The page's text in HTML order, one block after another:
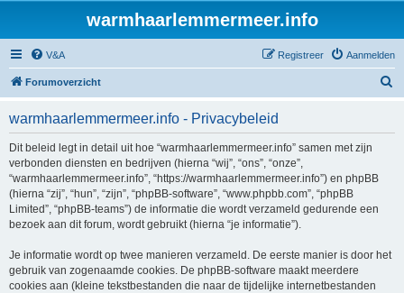
warmhaarlemmermeer.info
V&A Aanmelden
Registreer
Forumoverzicht
warmhaarlemmermeer.info - Privacybeleid
Dit beleid legt in detail uit hoe “warmhaarlemmermeer.info” samen met zijn
verbonden diensten en bedrijven (hierna “wij”, “ons”, “onze”,
“warmhaarlemmermeer.info”, “https://warmhaarlemmermeer.info”) en phpBB
(hierna “zij”, “hun”, “zijn”, “phpBB-software”, “www.phpbb.com”, “phpBB
Limited”, “phpBB-teams”) de informatie die wordt verzameld gedurende een
bezoek aan dit forum, wordt gebruikt (hierna “je informatie”).
Je informatie wordt op twee manieren verzameld. De eerste manier is door het
gebruik van zogenaamde cookies. De phpBB-software maakt meerdere
cookies aan (kleine tekstbestanden die naar de tijdelijke internetbestanden